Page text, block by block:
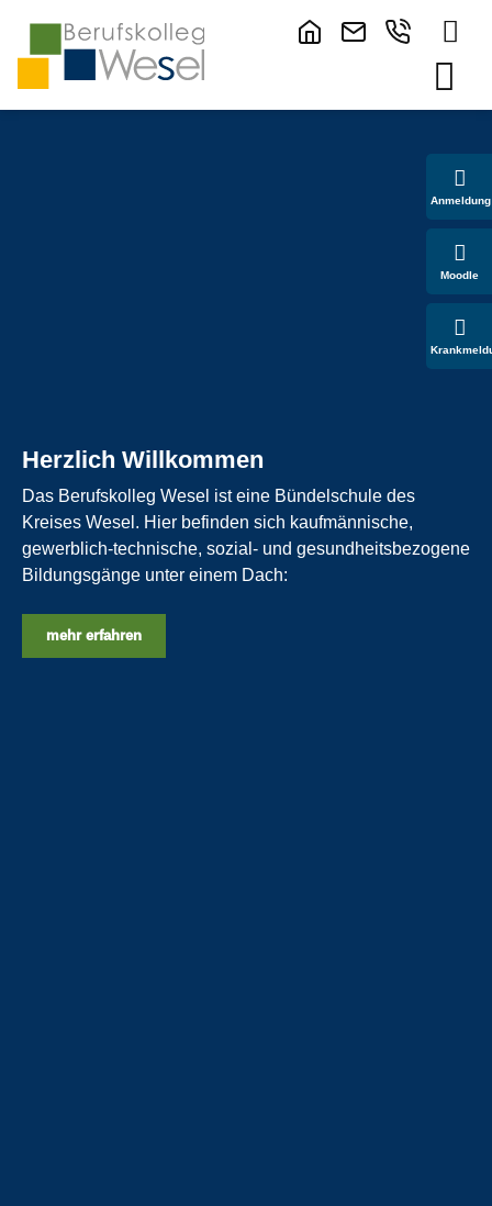
Herzlich Willkommen
Das Berufskolleg Wesel ist eine Bündelschule des
Kreises Wesel. Hier befinden sich kaufmännische,
gewerblich-technische, sozial- und gesundheitsbezogene
Bildungsgänge unter einem Dach:
mehr erfahren
Anmeldung
Moodle